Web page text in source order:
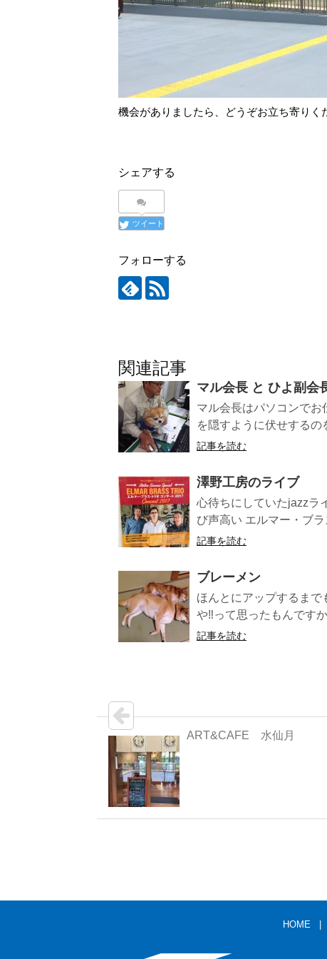
機会がありましたら、どうぞお立ち寄りく
シェアする
ツイート
フォローする
関連記事
マル会長 と ひよ副会
マル会長はパソコンでお
を隠すように伏せするの
記事を読む
澤野工房のライブ
心待ちにしていたjazzラ
び声高い エルマー・ブ
記事を読む
ブレーメン
ほんとにアップするまで
や‼︎って思ったもんです
記事を読む
ART&CAFE 水仙月
HOME